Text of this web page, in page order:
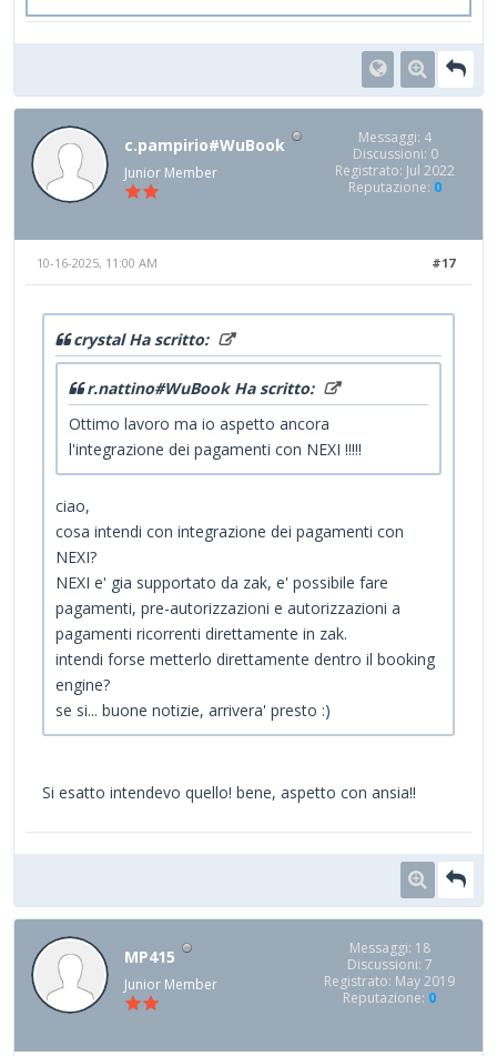
c.pampirio#WuBook
Junior Member
Messaggi: 4
Discussioni: 0
Registrato: Jul 2022
Reputazione: 0
#17
10-16-2025, 11:00 AM
crystal Ha scritto:
r.nattino#WuBook Ha scritto:
Ottimo lavoro ma io aspetto ancora
l'integrazione dei pagamenti con NEXI !!!!!
ciao,
cosa intendi con integrazione dei pagamenti con
NEXI?
NEXI e' gia supportato da zak, e' possibile fare
pagamenti, pre-autorizzazioni e autorizzazioni a
pagamenti ricorrenti direttamente in zak.
intendi forse metterlo direttamente dentro il booking
engine?
se si... buone notizie, arrivera' presto :)
Si esatto intendevo quello! bene, aspetto con ansia!!
MP415
Junior Member
Messaggi: 18
Discussioni: 7
Registrato: May 2019
Reputazione: 0